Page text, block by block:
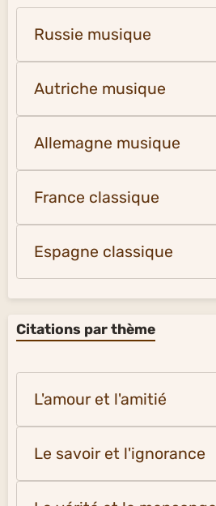
Russie musique
Autriche musique
Allemagne musique
France classique
Espagne classique
Citations par thème
L'amour et l'amitié
Le savoir et l'ignorance